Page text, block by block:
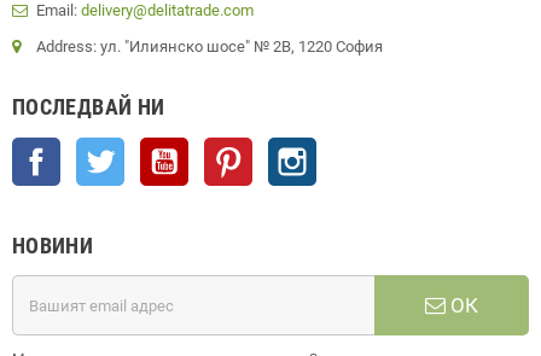
Email: delivery@delitatrade.com
Address: ул. "Илиянско шосе" № 2В, 1220 София
ПОСЛЕДВАЙ НИ
Facebook Twitter YouTube Pinterest
НОВИНИ
ОК